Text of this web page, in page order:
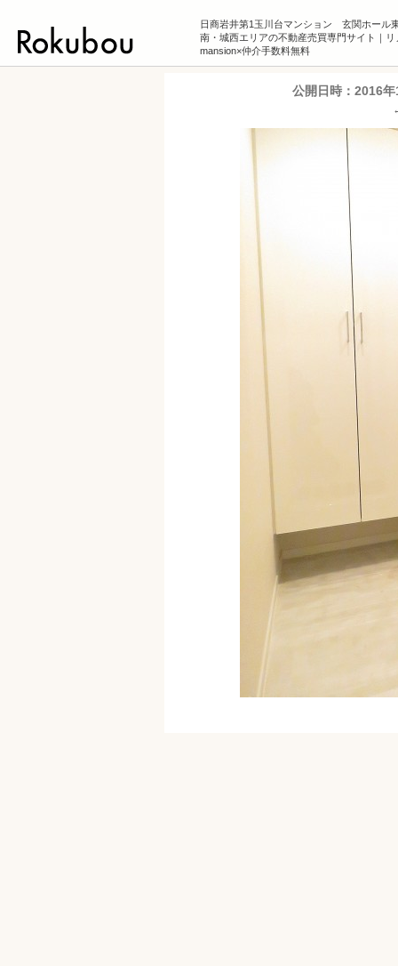
日商岩井第1玉川台マンション 玄関ホール
南・城西エリアの不動産売買専門サイト｜リ
mansion×仲介手数料無料
公開日時： 2016